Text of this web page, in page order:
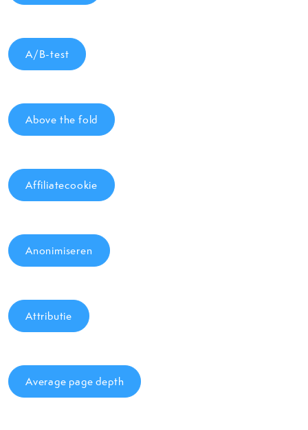
A/B-test
Above the fold
Affiliatecookie
Anonimiseren
Attributie
Average page depth